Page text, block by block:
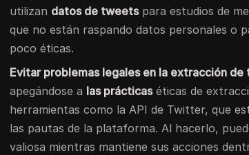
utilizan datos de tweetspara estudios de
que no están raspando datos personales o
poco éticas.
Evitar problemas legales en la extracción
apegándose a las prácticaséticas de
herramientas como la API de Twitter, que
las pautas de la plataforma. Al hacerlo,
valiosa mientras mantiene sus acciones